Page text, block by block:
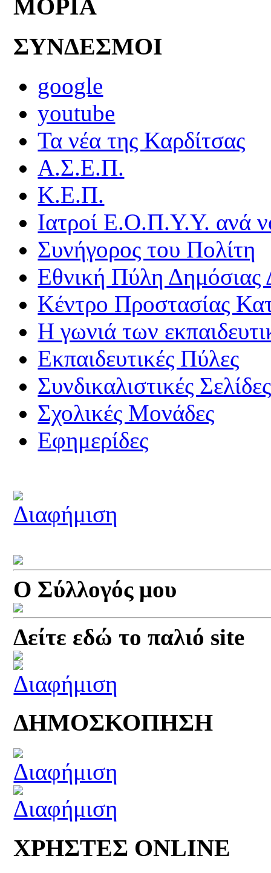
ΜΟΡΙΑ
ΣΥΝΔΕΣΜΟΙ
google
youtube
Τα νέα της Καρδίτσας
Α.Σ.Ε.Π.
Κ.Ε.Π.
Ιατροί Ε.Ο.Π.Υ.Υ. ανά
Συνήγορος του Πολίτη
Εθνική Πύλη Δημόσιας
Κέντρο Προστασίας
Η γωνιά των
Εκπαιδευτικές Πύλες
Συνδικαλιστικές Σελίδες
Σχολικές Μονάδες
Εφημερίδες
Ο Σύλλογός μου
Δείτε εδώ το παλιό site
ΔΗΜΟΣΚΟΠΗΣΗ
ΧΡΗΣΤΕΣ ONLINE